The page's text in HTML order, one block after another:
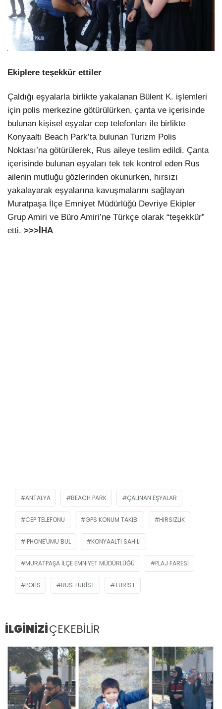
Ekiplere teşekkür ettiler
Çaldığı eşyalarla birlikte yakalanan Bülent K. işlemleri
için polis merkezine götürülürken, çanta ve içerisinde
bulunan kişisel eşyalar cep telefonları ile birlikte
Konyaaltı Beach Park’ta bulunan Turizm Polis
Noktası’na götürülerek, Rus aileye teslim edildi. Çanta
içerisinde bulunan eşyaları tek tek kontrol eden Rus
ailenin mutluğu gözlerinden okunurken, hırsızı
yakalayarak eşyalarına kavuşmalarını sağlayan
Muratpaşa İlçe Emniyet Müdürlüğü Devriye Ekipler
Grup Amiri ve Büro Amiri’ne Türkçe olarak “teşekkür”
etti. >>>İHA
ANTALYA BEACH PARK ÇALINAN EŞYALAR
CEP TELEFONU GPS KONUM TAKIBI HIRSIZLIK
IPHONE'UMU BUL KONYAALTI SAHILI
MURATPAŞA İLÇE EMNIYET MÜDÜRLÜĞÜ PLAJ FARESI
POLIS RUS TURIST TURIST
İLGİNİZİÇEKEBİLİR